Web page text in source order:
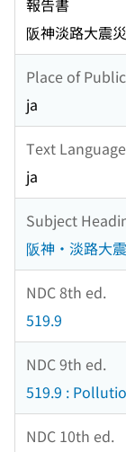
報告書
阪神淡路大震
Place of
ja
Text
ja
Subject
阪神・淡路大
NDC 8th ed.
519.9
NDC 9th ed.
519.9 :
NDC 10th ed.